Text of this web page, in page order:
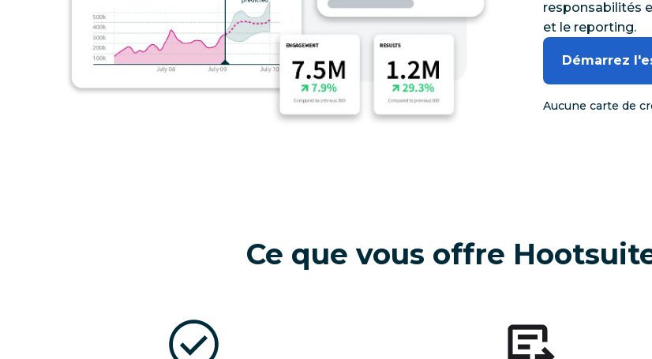
responsabilités
et le reporting.
Démarrez
Aucune carte de
Ce que vous offre